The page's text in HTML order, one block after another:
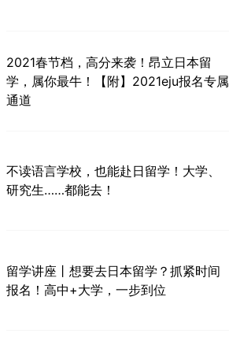
2021春节档，高分来袭！昂立日本留
学，属你最牛！【附】2021eju报名专属
通道
不读语言学校，也能赴日留学！大学、
研究生……都能去！
留学讲座丨想要去日本留学？抓紧时间
报名！高中+大学，一步到位